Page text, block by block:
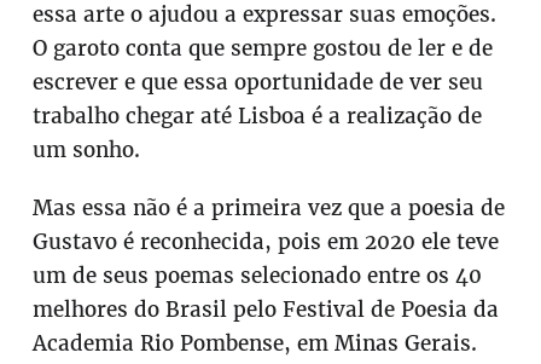
essa arte o ajudou a expressar suas emoções.
O garoto conta que sempre gostou de ler e de
escrever e que essa oportunidade de ver seu
trabalho chegar até Lisboa é a realização de
um sonho.
Mas essa não é a primeira vez que a poesia de
Gustavo é reconhecida, pois em 2020 ele teve
um de seus poemas selecionado entre os 40
melhores do Brasil pelo Festival de Poesia da
Academia Rio Pombense, em Minas Gerais.